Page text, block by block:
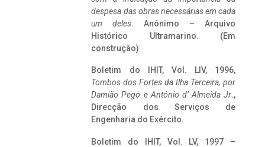
despesa das obras necessárias em cada
um deles. Anónimo – Arquivo
Histórico Ultramarino. (Em
construção)
Boletim do IHIT, Vol. LIV, 1996,
Tombos dos Fortes da Ilha Terceira, por
Damião Pego e António d’ Almeida Jr.,
Direcção dos Serviços de
Engenharia do Exército.
Boletim do IHIT, Vol. LV, 1997 –